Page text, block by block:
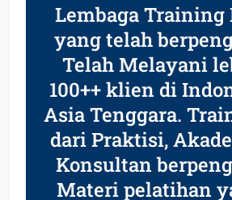
Lembaga Training
yang telah
Telah Melayani
100++ klien di
Asia Tenggara.
dari Praktisi,
Konsultan
Materi pelatihan